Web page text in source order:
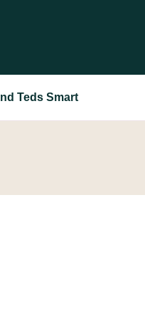
Teds Smart